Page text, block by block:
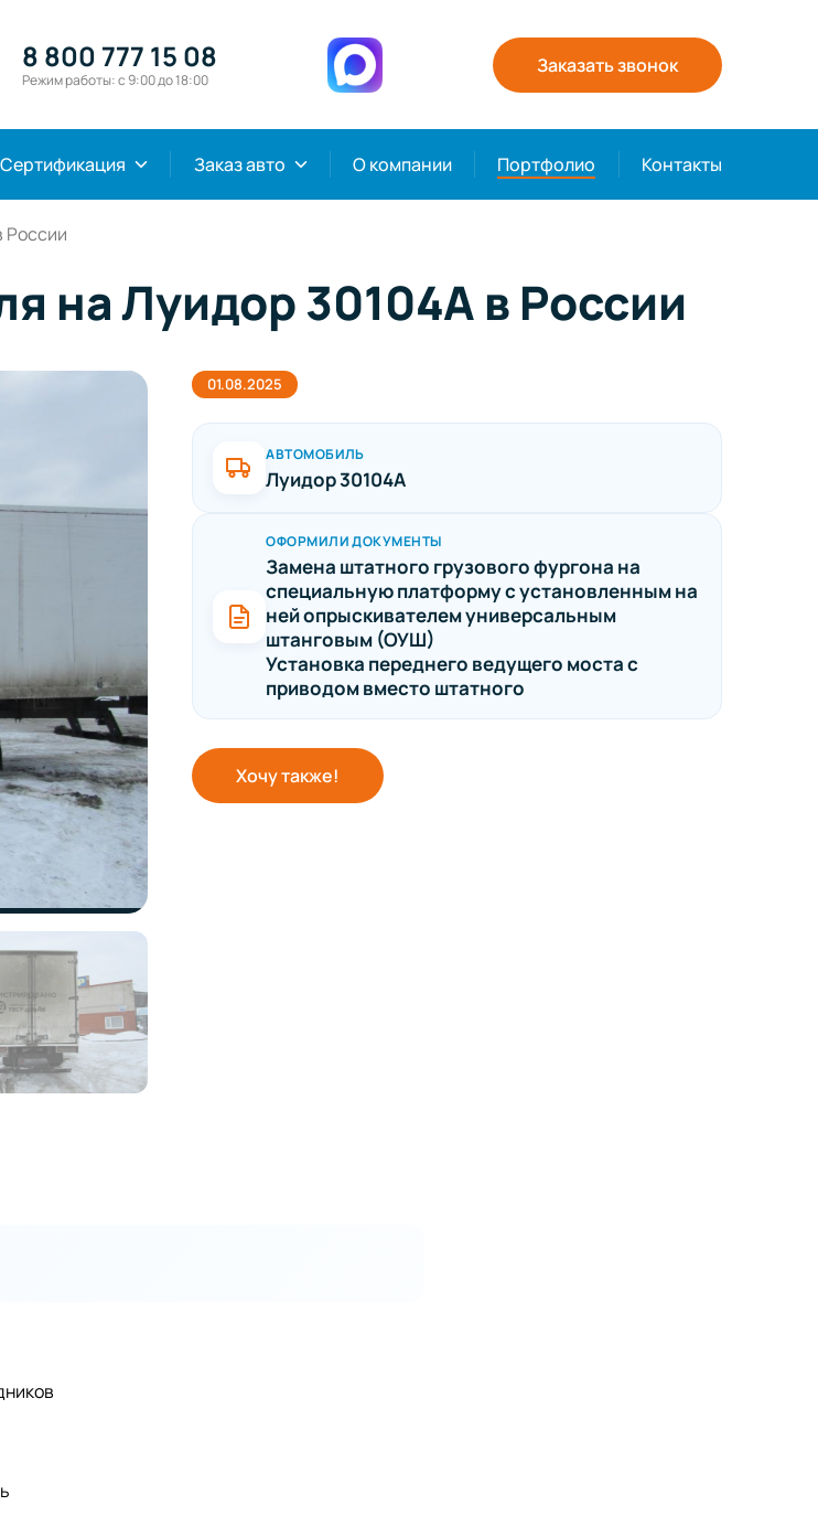
8 800 777 15 08
Режим работы: с 9:00 до 18:00
Заказать звонок
Сертификация Заказ авто О компании Портфолио Контакты
России
на Луидор 30104А в России
01.08.2025
АВТОМОБИЛЬ
Луидор 30104А
ОФОРМИЛИ ДОКУМЕНТЫ
Замена штатного грузового фургона на
специальную платформу с установленным на
ней опрыскивателем универсальным
штанговым (ОУШ)
Установка переднего ведущего моста с
приводом вместо штатного
Хочу также!